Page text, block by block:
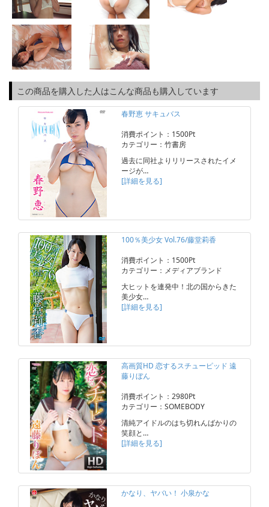
この商品を購入した人はこんな商品も購入しています
春野恵 サキュバス
消費ポイント：1500Pt
カテゴリー：竹書房
過去に同社よりリリースされたイメ
ージが…
[詳細を見る]
100％美少女 Vol.76/藤堂莉香
消費ポイント：1500Pt
カテゴリー：メディアブランド
大ヒットを連発中！北の国からきた
美少女…
[詳細を見る]
高画質HD 恋するスチューピッド 遠
藤りぼん
消費ポイント：2980Pt
カテゴリー：SOMEBODY
清純アイドルのはち切れんばかりの
笑顔と…
[詳細を見る]
かなり、ヤバい！ 小泉かな